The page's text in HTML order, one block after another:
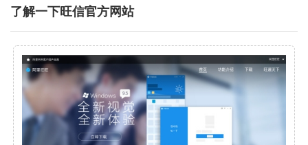
了解一下旺信官方网站